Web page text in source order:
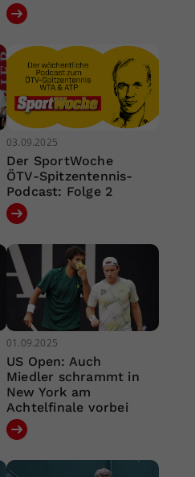
03.09.2025
Der SportWoche
ÖTV-Spitzentennis-
Podcast: Folge 2
01.09.2025
US Open: Auch
Miedler schrammt in
New York am
Achtelfinale vorbei